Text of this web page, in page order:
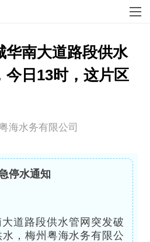
华南大道路段供水
今日13时，这片区
海水务有限公司
停水通知
道路段供水管网突发破
，梅州粤海水务有限公